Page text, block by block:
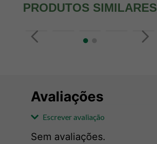
PRODUTOS SIMILARES
Avaliações
Escrever avaliação
Sem avaliações.